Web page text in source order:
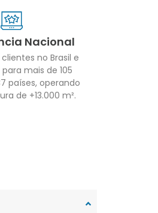
Nacional
clientes no Brasil e
mais de 105
países, operando
de +13.000 m².